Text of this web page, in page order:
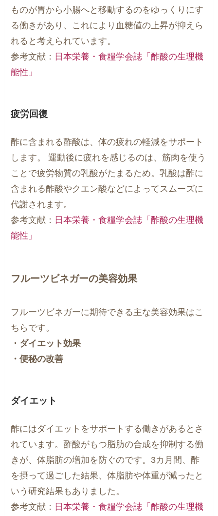
ものが胃から小腸へと移動するのをゆっくりにす
る働きがあり、これにより血糖値の上昇が抑えら
れると考えられています。
参考文献： 日本栄養・食糧学会誌「酢酸の生理機
能性」
疲労回復
酢に含まれる酢酸は、体の疲れの軽減をサポート
します。 運動後に疲れを感じるのは、筋肉を使う
ことで疲労物質の乳酸がたまるため。乳酸は酢に
含まれる酢酸やクエン酸などによってスムーズに
代謝されます。
参考文献： 日本栄養・食糧学会誌「酢酸の生理機
能性」
フルーツビネガーの美容効果
フルーツビネガーに期待できる主な美容効果はこ
ちらです。
・ダイエット効果
・便秘の改善
ダイエット
酢にはダイエットをサポートする働きがあるとさ
れています。酢酸がもつ脂肪の合成を抑制する働
きが、体脂肪の増加を防ぐのです。3カ月間、酢
を摂って過ごした結果、体脂肪や体重が減ったと
いう研究結果もありました。
参考文献： 日本栄養・食糧学会誌「酢酸の生理機